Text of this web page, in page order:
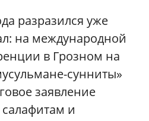
разразился уже
на международной
в Грозном на
сунниты»
заявление
и